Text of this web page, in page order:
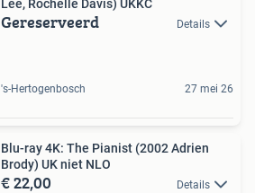
Lee, Rochelle Davis) UKKC
Gereserveerd Details
's-Hertogenbosch 27 mei 26
Blu-ray 4K: The Pianist (2002 Adrien
Brody) UK niet NLO
€ 22,00 Details